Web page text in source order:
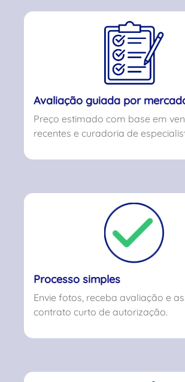
Avaliação guiada por
Preço estimado com base em
recentes e curadoria de
Processo simples
Envie fotos, receba avaliação e
contrato curto de autorização.